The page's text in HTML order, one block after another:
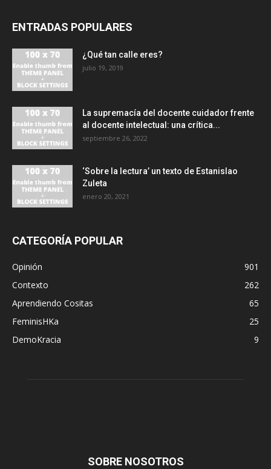
ENTRADAS POPULARES
¿Qué tan calle eres?
julio 19, 2019
La supremacía del docente cuidador frente
al docente intelectual: una crítica...
septiembre 26, 2022
‘Sobre la lectura’ un texto de Estanislao
Zuleta
enero 20, 2021
CATEGORÍA POPULAR
Opinión
901
Contexto
262
Aprendiendo Cositas
65
FeminisHKa
25
DemoKracia
9
SOBRE NOSOTROS